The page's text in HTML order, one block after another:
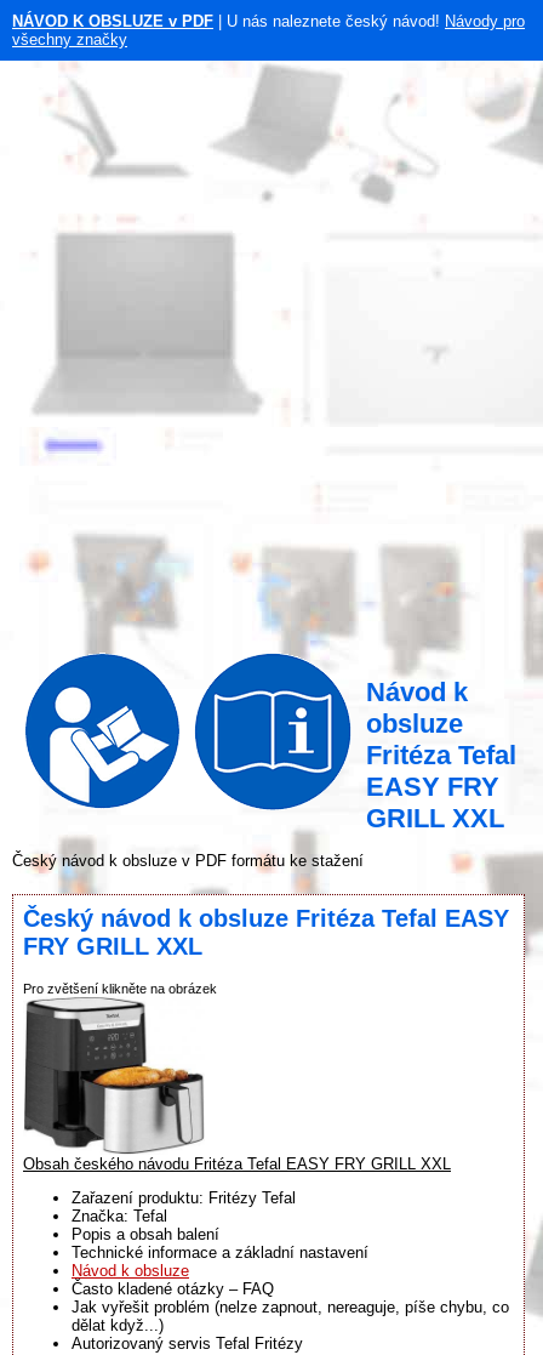
NÁVOD K OBSLUZE v PDF | U nás naleznete český návod! Návody pro
všechny značky
Návod k
obsluze
Fritéza Tefal
EASY FRY
GRILL XXL
Český návod k obsluze v PDF formátu ke stažení
Český návod k obsluze Fritéza Tefal EASY
FRY GRILL XXL
Pro zvětšení klikněte na obrázek
Obsah českého návodu Fritéza Tefal EASY FRY GRILL XXL
Zařazení produktu: Fritézy Tefal
Značka: Tefal
Popis a obsah balení
Technické informace a základní nastavení
Návod k obsluze
Často kladené otázky – FAQ
Jak vyřešit problém (nelze zapnout, nereaguje, píše chybu, co
dělat když...)
Autorizovaný servis Tefal Fritézy